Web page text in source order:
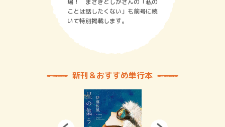
場！ まさきとしかさんの「私の
ことは話したくない」も前号に続
いて特別掲載します。
新刊＆おすすめ単行本